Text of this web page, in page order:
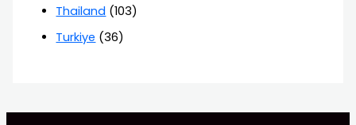
Thailand (103)
Turkiye (36)